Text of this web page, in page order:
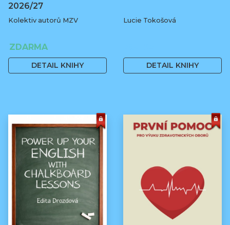
2026/27
Kolektiv autorů MZV
ZDARMA
DETAIL KNIHY
Lucie Tokošová
DETAIL KNIHY